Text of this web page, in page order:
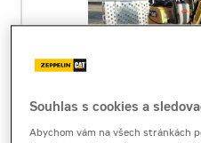
Souhlas s cookies a
Abychom vám na všech stránkách